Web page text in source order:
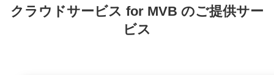
クラウドサービス for MVB のご提供サー
ビス